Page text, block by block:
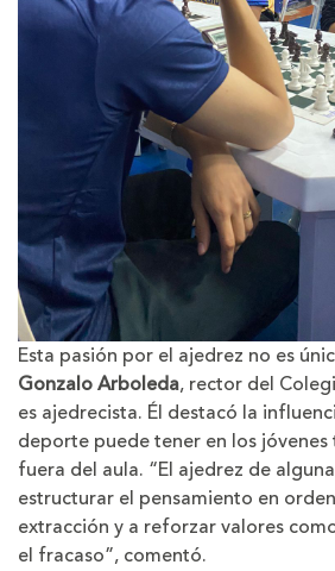
Esta pasión por el ajedrez no es
Gonzalo Arboleda, rector del
es ajedrecista. Él destacó la
deporte puede tener en los
fuera del aula. “El ajedrez de
estructurar el pensamiento en
extracción y a reforzar valores
el fracaso”, comentó.